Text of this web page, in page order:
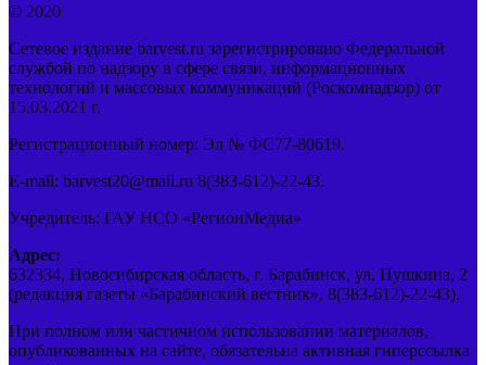
© 2020
Сетевое издание barvest.ru зарегистрировано Федеральной
службой по надзору в сфере связи, информационных
технологий и массовых коммуникаций (Роскомнадзор) от
15.03.2021 г.
Регистрационный номер: Эл № ФС77-80619.
E-mail: barvest20@mail.ru 8(383-612)-22-43.
Учредитель: ГАУ НСО «РегионМедиа»
Адрес:
632334, Новосибирская область, г. Барабинск, ул. Пушкина, 2
(редакция газеты «Барабинский вестник», 8(383-612)-22-43).
При полном или частичном использовании материалов,
опубликованных на сайте, обязательна активная гиперссылка